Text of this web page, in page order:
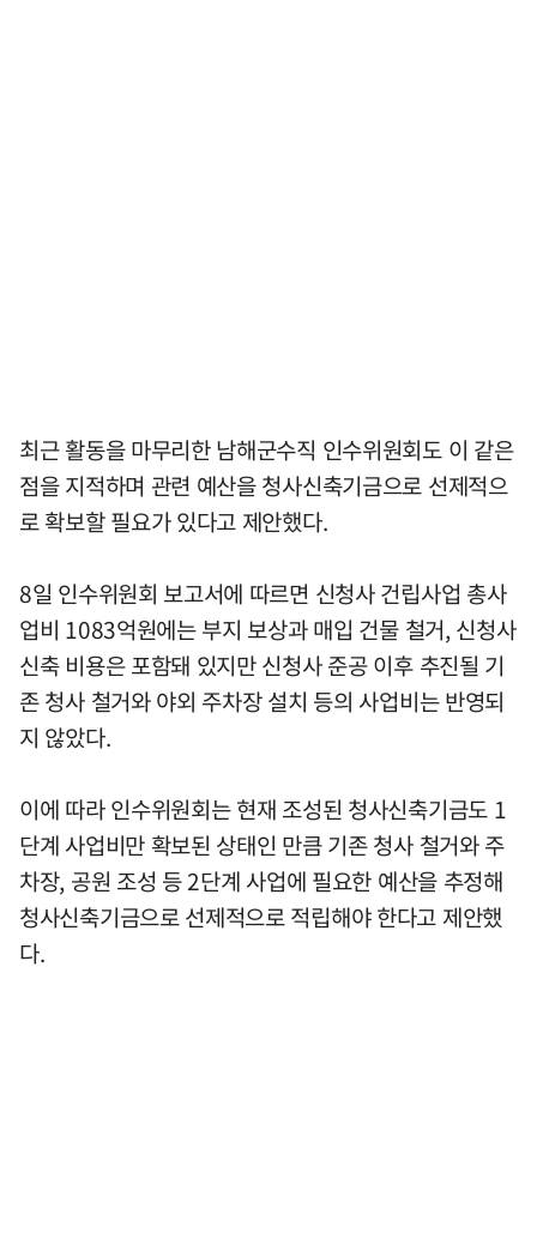
최근 활동을 마무리한 남해군수직 인수위원회도 이 같은
점을 지적하며 관련 예산을 청사신축기금으로 선제적으
로 확보할 필요가 있다고 제안했다.
8일 인수위원회 보고서에 따르면 신청사 건립사업 총사
업비 1083억원에는 부지 보상과 매입 건물 철거, 신청사
신축 비용은 포함돼 있지만 신청사 준공 이후 추진될 기
존 청사 철거와 야외 주차장 설치 등의 사업비는 반영되
지 않았다.
이에 따라 인수위원회는 현재 조성된 청사신축기금도 1
단계 사업비만 확보된 상태인 만큼 기존 청사 철거와 주
차장, 공원 조성 등 2단계 사업에 필요한 예산을 추정해
청사신축기금으로 선제적으로 적립해야 한다고 제안했
다.